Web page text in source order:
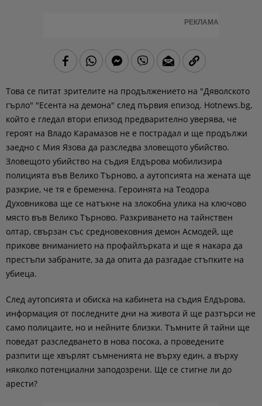
РЕКЛАМА
Това се питат зрителите на продължението на "Дяволското
гърло" "Есента на демона" след първия епизод. Hotnews.bg,
който е гледал втори епизод предварително уверява, че
героят на Владо Карамазов не е пострадал и ще продължи
заедно с Мия Язова да разследва зловещото убийство.
Зловещото убийство на съдия Елдърова мобилизира
полицията във Велико Търново, а аутопсията на жената ще
разкрие, че тя е бременна. Героинята на Теодора
Духовникова ще се натъкне на злокобна улика на ключово
място във Велико Търново. Разкриването на тайнствен
олтар, свързан със средновековния демон Асмодей, ще
прикове вниманието на профайлърката и ще я накара да
престъпи забраните, за да опита да разгадае стъпките на
убиеца.
След аутопсията и обиска на кабинета на съдия Елдърова,
информация от последните дни на живота й ще разтърси не
само полицаите, но и нейните близки. Тъмните й тайни ще
поведат разследването в нова посока, а проведените
разпити ще хвърлят съмненията не върху един, а върху
няколко потенциални заподозрени. Ще се стигне ли до
арести?